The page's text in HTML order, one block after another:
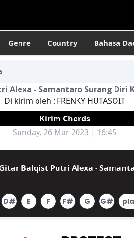
Genre Country Bahasa
Alexa - Samantaro Surang Diri
Di kirim oleh : FRENKY HUTASOIT
Kirim Chords
Sunday, 26 Mar 2023 | 16:45
Balqist Putri Alexa -
D# E F F# G G#